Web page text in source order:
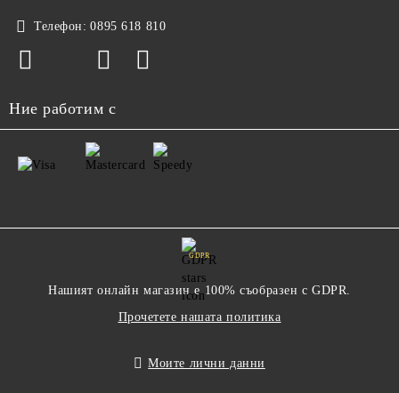
Телефон: 0895 618 810
Ние работим с
GDPR
Нашият онлайн магазин е 100% съобразен с GDPR.
Прочетете нашата политика
Моите лични данни